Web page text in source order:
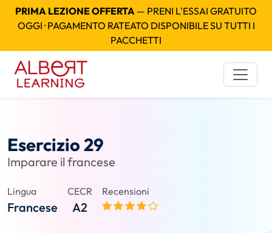
PRIMA LEZIONE OFFERTA — PRENI L'ESSAI GRATUITO
OGGI · PAGAMENTO RATEATO DISPONIBILE SU TUTTI I
PACCHETTI
Esercizio 29
Imparare il francese
Lingua
Francese
CECR
A2
Recensioni